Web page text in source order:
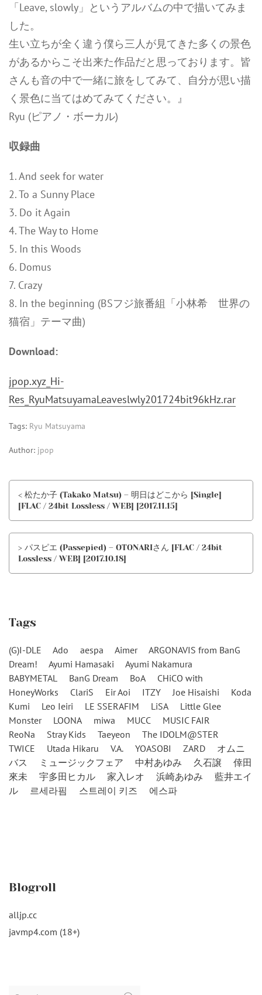
「Leave, slowly」というアルバムの中で描いてみま
した。
生い立ちが全く違う僕ら三人が見てきた多くの景色
があるからこそ出来た作品だと思っております。皆
さんも音の中で一緒に旅をしてみて、自分が思い描
く景色に当てはめてみてください。』
Ryu (ピアノ・ボーカル)
収録曲
1. And seek for water
2. To a Sunny Place
3. Do it Again
4. The Way to Home
5. In this Woods
6. Domus
7. Crazy
8. In the beginning (BSフジ旅番組「小林希 世界の
猫宿」テーマ曲)
Download:
jpop.xyz_Hi-
Res_RyuMatsuyamaLeaveslwly201724bit96kHz.rar
Tags: Ryu Matsuyama
Author: jpop
< 松たか子 (Takako Matsu) – 明日はどこから [Single]
[FLAC / 24bit Lossless / WEB] [2017.11.15]
> パスピエ (Passepied) – OTONARIさん [FLAC / 24bit
Lossless / WEB] [2017.10.18]
Tags
(G)I-DLE Ado aespa Aimer
ARGONAVIS from BanG
Dream!
Ayumi Hamasaki
Ayumi Nakamura
BABYMETAL
BanG Dream BoA
CHiCO with
HoneyWorks
ClariS Eir Aoi ITZY Joe Hisaishi
Koda
Kumi
Leo Ieiri LE SSERAFIM LiSA
Little Glee
Monster
LOONA miwa MUCC
MUSIC FAIR
ReoNa
Stray Kids Taeyeon
The IDOLM@STER
TWICE
Utada Hikaru V.A. YOASOBI ZARD
オムニ
バス
ミュージックフェア 中村あゆみ 久石譲
倖田
來未
宇多田ヒカル 家入レオ 浜崎あゆみ
藍井エイ
ル
르세라핌 스트레이 키즈 에스파
Blogroll
alljp.cc
javmp4.com (18+)
Search